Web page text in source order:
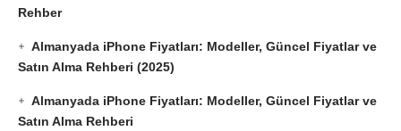
Rehber
Almanyada iPhone Fiyatları: Modeller, Güncel Fiyatlar ve
Satın Alma Rehberi (2025)
Almanyada iPhone Fiyatları: Modeller, Güncel Fiyatlar ve
Satın Alma Rehberi